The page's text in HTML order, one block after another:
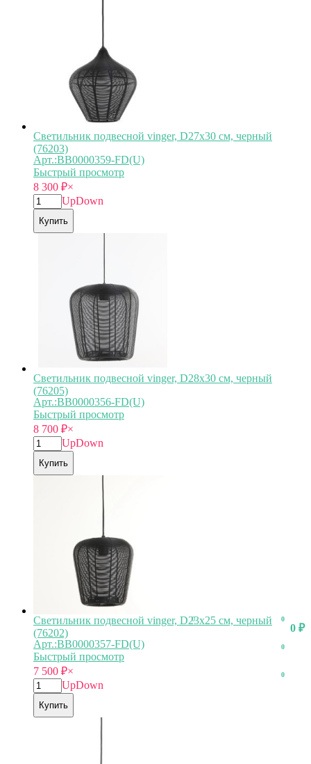
0
0 ₽
0
0
0
Светильник подвесной vinger, D27х30 см, черный
(76203)
Арт.:BB0000359-FD(U)
Быстрый просмотр
8 300 ₽×
UpDown
Купить
Светильник подвесной vinger, D28х30 см, черный
(76205)
Арт.:BB0000356-FD(U)
Быстрый просмотр
8 700 ₽×
UpDown
Купить
Светильник подвесной vinger, D23х25 см, черный
(76202)
Арт.:BB0000357-FD(U)
Быстрый просмотр
7 500 ₽×
UpDown
Купить